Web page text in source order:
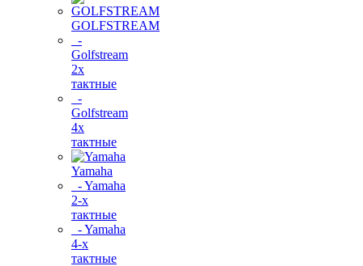
GOLFSTREAM
-
Golfstream
2х
тактные
-
Golfstream
4х
тактные
Yamaha
- Yamaha
2-х
тактные
- Yamaha
4-х
тактные